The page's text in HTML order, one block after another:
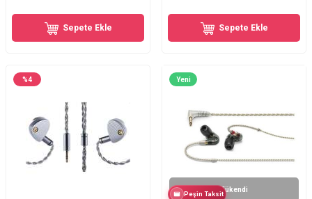
Sepete Ekle Sepete Ekle
%4 Yeni
Tükendi
Peşin Taksit